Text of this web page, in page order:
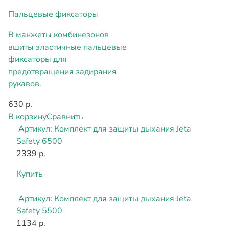
Пальцевые фиксаторы
В манжеты комбинезонов
вшиты эластичные пальцевые
фиксаторы для
предотвращения задирания
рукавов.
630 р.
В корзинуСравнить
Артикул: Комплект для защиты дыхания Jeta
Safety 6500
2339 р.
Купить
Артикул: Комплект для защиты дыхания Jeta
Safety 5500
1134 р.